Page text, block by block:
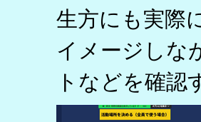
生方にも実際
イメージしな
トなどを確認